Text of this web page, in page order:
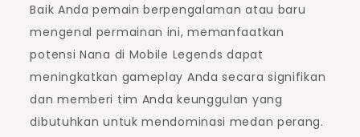
Baik Anda pemain berpengalaman atau baru
mengenal permainan ini, memanfaatkan
potensi Nana di Mobile Legends dapat
meningkatkan gameplay Anda secara signifikan
dan memberi tim Anda keunggulan yang
dibutuhkan untuk mendominasi medan perang.